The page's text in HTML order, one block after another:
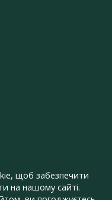
щоб забезпечити
на нашому сайті.